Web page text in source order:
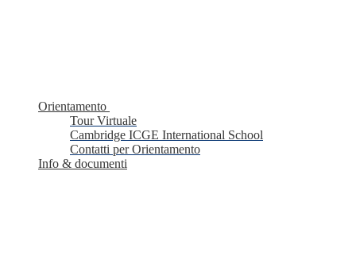
Orientamento
Tour Virtuale
Cambridge ICGE International School
Contatti per Orientamento
Info & documenti